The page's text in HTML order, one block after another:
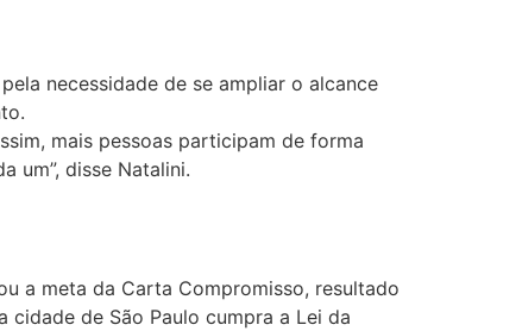
necessidade de se ampliar o alcance
mais pessoas participam de forma
um”, disse Natalini.
a meta da Carta Compromisso, resultado
cidade de São Paulo cumpra a Lei da